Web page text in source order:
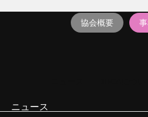
協会概要
ニュース